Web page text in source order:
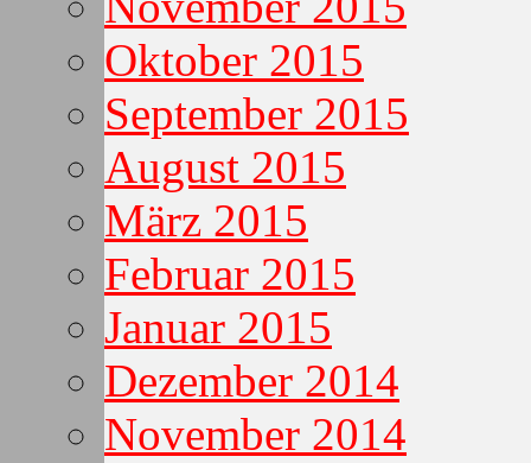
Oktober 2015
September 2015
August 2015
März 2015
Februar 2015
Januar 2015
Dezember 2014
November 2014